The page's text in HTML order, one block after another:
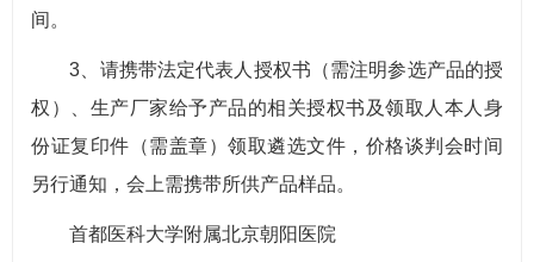
间。
3、请携带法定代表人授权书（需注明参选产品的授
权）、生产厂家给予产品的相关授权书及领取人本人身
份证复印件（需盖章）领取遴选文件，价格谈判会时间
另行通知，会上需携带所供产品样品。
首都医科大学附属北京朝阳医院